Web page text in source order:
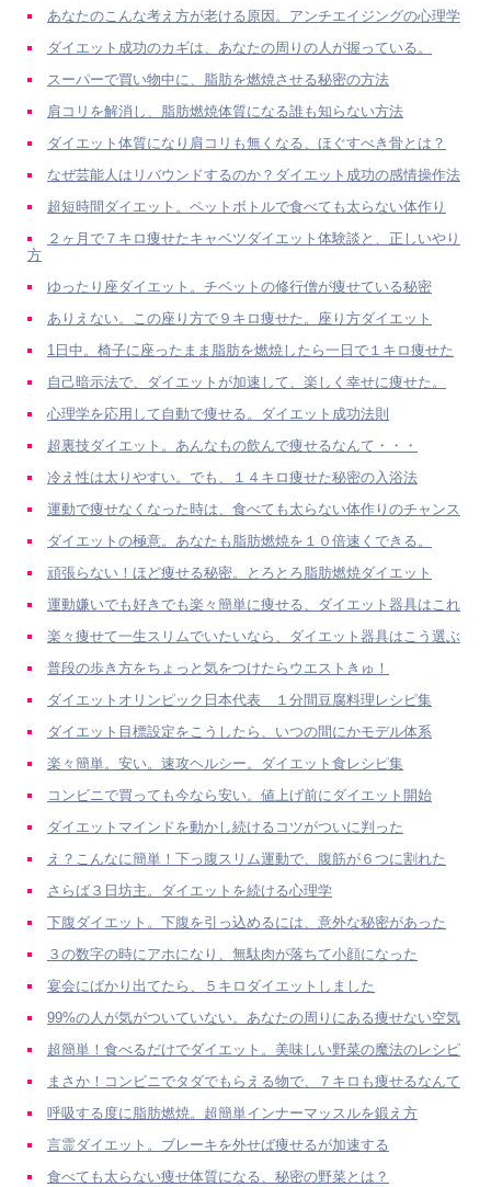
あなたのこんな考え方が老ける原因。アンチエイジングの心理学
ダイエット成功のカギは、あなたの周りの人が握っている。
スーパーで買い物中に、脂肪を燃焼させる秘密の方法
肩コリを解消し、脂肪燃焼体質になる誰も知らない方法
ダイエット体質になり肩コリも無くなる、ほぐすべき骨とは？
なぜ芸能人はリバウンドするのか？ダイエット成功の感情操作法
超短時間ダイエット。ペットボトルで食べても太らない体作り
２ヶ月で７キロ痩せたキャベツダイエット体験談と、正しいやり
方
ゆったり座ダイエット。チベットの修行僧が痩せている秘密
ありえない。この座り方で９キロ痩せた。座り方ダイエット
1日中。椅子に座ったまま脂肪を燃焼したら一日で１キロ痩せた
自己暗示法で、ダイエットが加速して、楽しく幸せに痩せた。
心理学を応用して自動で痩せる。ダイエット成功法則
超裏技ダイエット。あんなもの飲んで痩せるなんて・・・
冷え性は太りやすい。でも、１４キロ痩せた秘密の入浴法
運動で痩せなくなった時は、食べても太らない体作りのチャンス
ダイエットの極意。あなたも脂肪燃焼を１０倍速くできる。
頑張らない！ほど痩せる秘密。とろとろ脂肪燃焼ダイエット
運動嫌いでも好きでも楽々簡単に痩せる、ダイエット器具はこれ
楽々痩せて一生スリムでいたいなら、ダイエット器具はこう選ぶ
普段の歩き方をちょっと気をつけたらウエストきゅ！
ダイエットオリンピック日本代表 １分間豆腐料理レシピ集
ダイエット目標設定をこうしたら、いつの間にかモデル体系
楽々簡単。安い。速攻ヘルシー。ダイエット食レシピ集
コンビニで買っても今なら安い。値上げ前にダイエット開始
ダイエットマインドを動かし続けるコツがついに判った
え？こんなに簡単！下っ腹スリム運動で、腹筋が６つに割れた
さらば３日坊主。ダイエットを続ける心理学
下腹ダイエット。下腹を引っ込めるには、意外な秘密があった
３の数字の時にアホになり、無駄肉が落ちて小顔になった
宴会にばかり出てたら、５キロダイエットしました
99%の人が気がついていない。あなたの周りにある痩せない空気
超簡単！食べるだけでダイエット。美味しい野菜の魔法のレシピ
まさか！コンビニでタダでもらえる物で、７キロも痩せるなんて
呼吸する度に脂肪燃焼。超簡単インナーマッスルを鍛え方
言霊ダイエット。ブレーキを外せば痩せるが加速する
食べても太らない痩せ体質になる、秘密の野菜とは？